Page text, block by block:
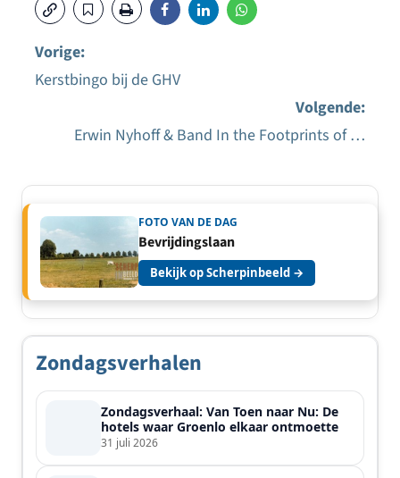
Bericht
navigatie
Vorige:
Kerstbingo bij de GHV
Volgende:
Erwin Nyhoff & Band In the Footprints of …
FOTO VAN DE DAG
Bevrijdingslaan
Bekijk op Scherpinbeeld →
Zondagsverhalen
Zondagsverhaal: Van Toen naar Nu: De
hotels waar Groenlo elkaar ontmoette
31 juli 2026